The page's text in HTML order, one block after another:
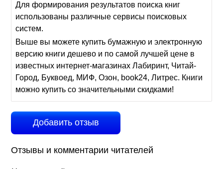
Для формирования результатов поиска книг
использованы различные сервисы поисковых
систем.
Выше вы можете купить бумажную и электронную
версию книги дешево и по самой лучшей цене в
известных интернет-магазинах Лабиринт, Читай-
Город, Буквоед, МИФ, Озон, book24, Литрес. Книги
можно купить со значительными скидками!
Добавить отзыв
Отзывы и комментарии читателей